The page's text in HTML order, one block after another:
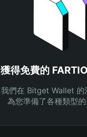
獲得免費的
我們在 Bitget Wallet 的
為您準備了各種類型